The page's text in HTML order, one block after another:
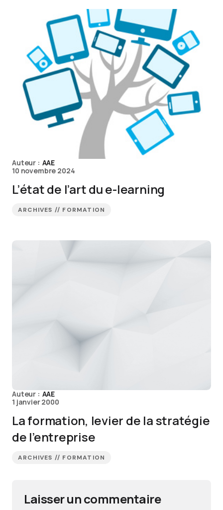
Auteur : AAE
10 novembre 2024
L’état de l’art du e-learning
ARCHIVES // FORMATION
Auteur : AAE
1 janvier 2000
La formation, levier de la stratégie
de l’entreprise
ARCHIVES // FORMATION
Laisser un commentaire